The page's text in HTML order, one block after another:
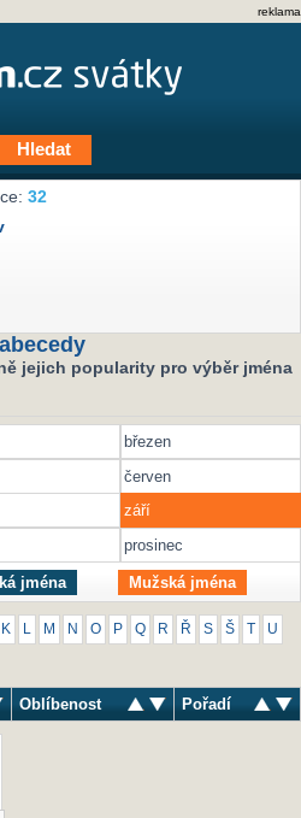
reklama
32
jejich popularity pro výběr jména
březen
červen
září
prosinec
jména Mužská jména
K M N O P Q R Ř S Š U
Oblíbenost Pořadí